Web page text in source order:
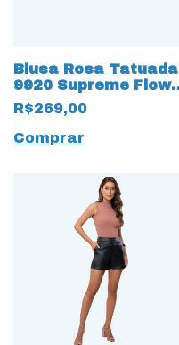
Blusa Rosa Tatuada
9920 Supreme Flow
com Amarração
Preto
R$269,00
Comprar